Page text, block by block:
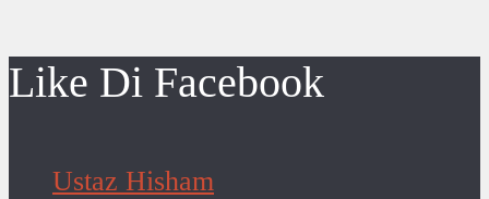
Like Di Facebook
Ustaz Hisham